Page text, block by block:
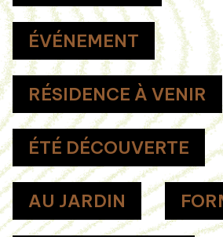
ÉVÉNEMENT
RÉSIDENCE À VENIR
ÉTÉ DÉCOUVERTE
AU JARDIN